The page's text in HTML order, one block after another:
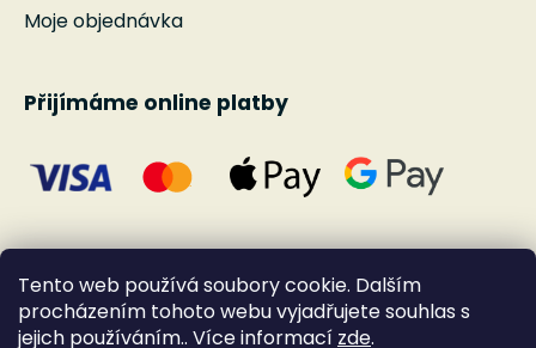
Tento web používá soubory cookie. Dalším
procházením tohoto webu vyjadřujete souhlas s
jejich používáním.. Více informací zde.
Moje objednávka
Přijímáme online platby